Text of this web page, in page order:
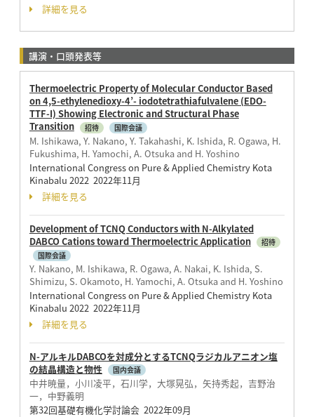
詳細を見る
講演・口頭発表等
Thermoelectric Property of Molecular Conductor Based
on 4,5-ethylenedioxy-4’- iodotetrathiafulvalene (EDO-
TTF-I) Showing Electronic and Structural Phase
Transition
招待 国際会議
M. Ishikawa, Y. Nakano, Y. Takahashi, K. Ishida, R. Ogawa, H.
Fukushima, H. Yamochi, A. Otsuka and H. Yoshino
International Congress on Pure & Applied Chemistry Kota
Kinabalu 2022 2022年11月
詳細を見る
Development of TCNQ Conductors with N-Alkylated
DABCO Cations toward Thermoelectric Application
招待
国際会議
Y. Nakano, M. Ishikawa, R. Ogawa, A. Nakai, K. Ishida, S.
Shimizu, S. Okamoto, H. Yamochi, A. Otsuka and H. Yoshino
International Congress on Pure & Applied Chemistry Kota
Kinabalu 2022 2022年11月
詳細を見る
N-アルキルDABCOを対成分とするTCNQラジカルアニオン塩
の結晶構造と物性
国内会議
中井暁量，小川凌平，石川学，大塚晃弘，矢持秀起，吉野治
一，中野義明
第32回基礎有機化学討論会 2022年09月